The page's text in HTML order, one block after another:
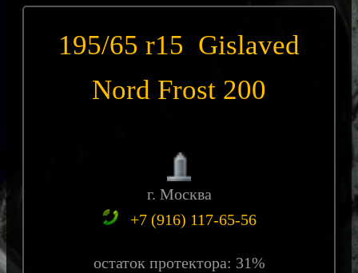
195/65 r15 Gislaved
Nord Frost 200
г. Москва
+7 (916) 117-65-56
остаток протектора: 31%